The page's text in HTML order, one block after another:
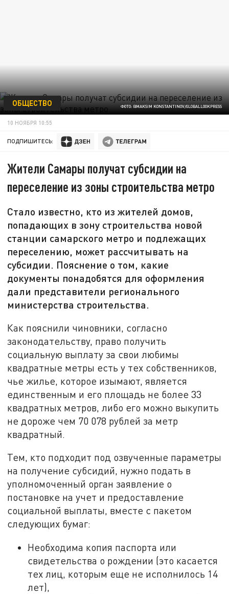
ФОТО: @MAKSIM KONSTANTINOV/GLOBALLOOKPRESS
ОБЩЕСТВО
10 НОЯБРЯ 10:55
ПОДПИШИТЕСЬ:
Жители Самары получат субсидии на
переселение из зоны строительства метро
Стало известно, кто из жителей домов,
попадающих в зону строительства новой
станции самарского метро и подлежащих
переселению, может рассчитывать на
субсидии. Пояснение о том, какие
документы понадобятся для оформления
дали представители регионального
министерства строительства.
Как пояснили чиновники, согласно
законодательству, право получить
социальную выплату за свои любимы
квадратные метры есть у тех собственников,
чье жилье, которое изымают, является
единственным и его площадь не более 33
квадратных метров, либо его можно выкупить
не дороже чем 70 078 рублей за метр
квадратный.
Тем, кто подходит под озвученные параметры
на получение субсидий, нужно подать в
уполномоченный орган заявление о
постановке на учет и предоставление
социальной выплаты, вместе с пакетом
следующих бумаг:
Необходима копия паспорта или
свидетельства о рождении (это касается
тех лиц, которым еще не исполнилось 14
лет),